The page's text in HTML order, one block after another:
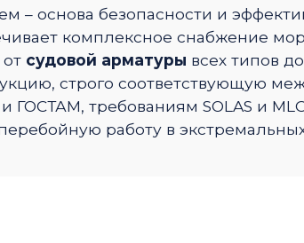
– основа безопасности и
комплексное снабжение
от судовой арматуры всех типов до
строго соответствующую
ГОСТАМ, требованиям SOLAS и
работу в